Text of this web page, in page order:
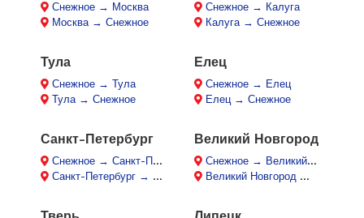
Снежное → Москва
Москва → Снежное
Снежное → Калуга
Калуга → Снежное
Тула
Снежное → Тула
Тула → Снежное
Елец
Снежное → Елец
Елец → Снежное
Санкт-Петербург
Снежное → Санкт-Петербург
Санкт-Петербург → Снежное
Великий Новгород
Снежное → Великий Новгород
Великий Новгород → Снежное